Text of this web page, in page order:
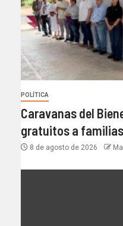
POLÍTICA
Caravanas del
gratuitos a familias
8 de agosto de 2026